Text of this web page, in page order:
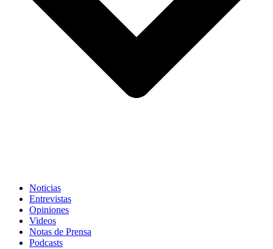
Noticias
Entrevistas
Opiniones
Videos
Notas de Prensa
Podcasts